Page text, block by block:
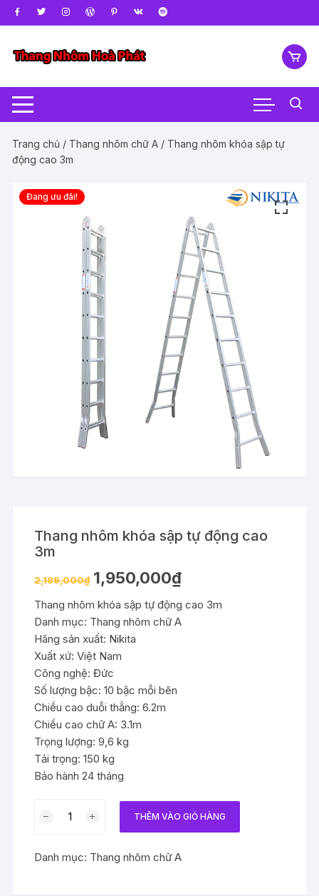
Chuyển
tới
dung
Trang chủ / Thang nhôm chữ A / Thang nhôm khóa sập tự
động cao 3m
Đang ưu đãi!
Thang nhôm khóa sập tự động cao
3m
2,189,000₫ 1,950,000₫
Thang nhôm khóa sập tự động cao 3m
Danh mục: Thang nhôm chữ A
Hãng sản xuất: Nikita
Xuất xứ: Việt Nam
Công nghệ: Đức
Số lượng bậc: 10 bậc mỗi bên
Chiều cao duỗi thẳng: 6.2m
Chiều cao chữ A: 3.1m
Trọng lượng: 9,6 kg
Tải trọng: 150 kg
Bảo hành 24 tháng
sập
THÊM VÀO GIỎ HÀNG
Danh mục: Thang nhôm chữ A